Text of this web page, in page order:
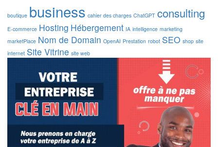
boutique business cahier des charges ChatGPT consulting
E-commerce Hosting Hébergement IA intelligence marketing
marketPlace Nom de Domain OpenAI Prestation robot SEO shop site
internet Site Vitrine site web